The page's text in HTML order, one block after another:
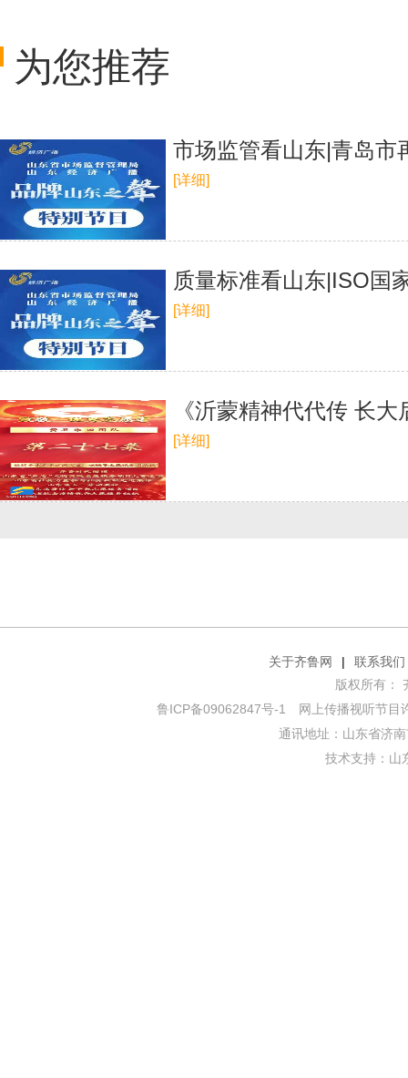
为您推荐
市场监管看山东|青岛市
[详细]
质量标准看山东|ISO国
[详细]
《沂蒙精神代代传 长
[详细]
关于齐鲁网 |
联系我们
版权所有：
鲁ICP备09062847号-1 网上传播视听节目
通讯地址：山东省济
技术支持： 山